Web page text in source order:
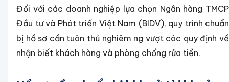
Đối với các doanh nghiệp lựa chọn Ngân hàng TMCP
Đầu tư và Phát triển Việt Nam (BIDV), quy trình chuẩn
bị hồ sơ cần tuân thủ nghiêm ng vượt các quy định về
nhận biết khách hàng và phòng chống rửa tiền.